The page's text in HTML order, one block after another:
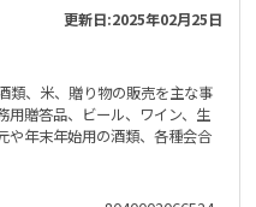
更新日:2025年02月25日
類、米、贈り物の販売を主な事
用贈答品、ビール、ワイン、生
や年末年始用の酒類、各種会合